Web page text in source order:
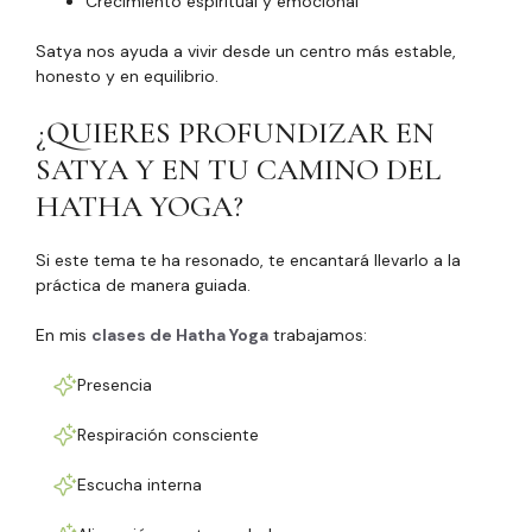
Satya nos ayuda a vivir desde un centro más estable,
honesto y en equilibrio.
¿QUIERES PROFUNDIZAR EN
SATYA Y EN TU CAMINO DEL
HATHA YOGA?
Si este tema te ha resonado, te encantará llevarlo a la
práctica de manera guiada.
En mis clases de Hatha Yoga trabajamos:
Presencia
Respiración consciente
Escucha interna